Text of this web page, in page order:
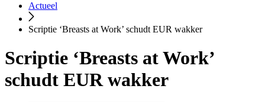
Actueel
Scriptie ‘Breasts at Work’ schudt EUR wakker
Scriptie ‘Breasts at Work’
schudt EUR wakker